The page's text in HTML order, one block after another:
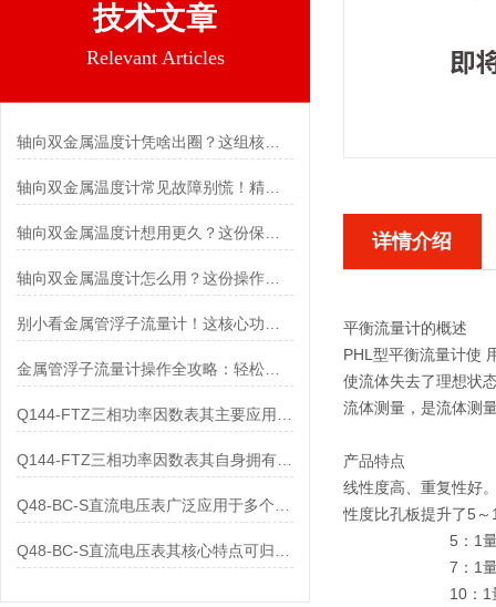
技术文章
Relevant Articles
轴向双金属温度计凭啥出圈？这组核心特点给出了答案
轴向双金属温度计常见故障别慌！精准定位，轻松搞定难题
轴向双金属温度计怎么用？这份操作指南，新手也能快速拿捏！
金属管浮子流量计操作全攻略：轻松拿捏，精准掌控每一步！
Q144-FTZ三相功率因数表其自身拥有怎样的功能呢？
详情介绍
平衡流量计的概述
PHL型平衡流量计使
使流体失去了理想状
流体测量，是流体测
产品特点
线性度高、重复性好
性度比孔板提升了5
5：1
7：1
10：1